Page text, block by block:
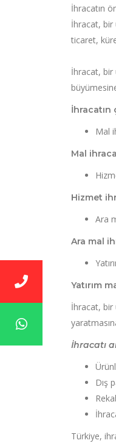
İhracatın
İhracat, bir
ticaret,
İhracat, bir
İhracatın
Mal
Mal
Hizmet
Ara
Ara mal
Yatırım
İhracat, bir
İhracatı
Dış
Türkiye,